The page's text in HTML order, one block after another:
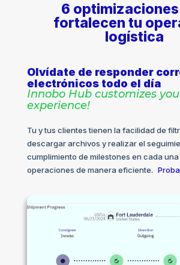
6
fortalecen tu
logística
Olvídate de responder
electrónicos todo el día
Innobo Hub customizes
experience!
Tu y tus clientes tienen la facilidad de
descargar archivos y realizar el
cumplimiento de milestones en cada una
operaciones de manera eficiente.